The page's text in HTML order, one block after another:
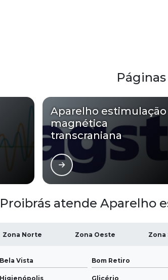
Aparelho estimulação
magnética
transcraniana
atende
Zona Norte Zona Oeste Zona
Bela Vista Bom Retiro
Higienópolis Glicério